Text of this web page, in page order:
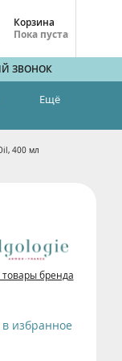
Корзина
Пока пуста
ЗВОНОК
Ещё
400 мл
товары бренда
избранное